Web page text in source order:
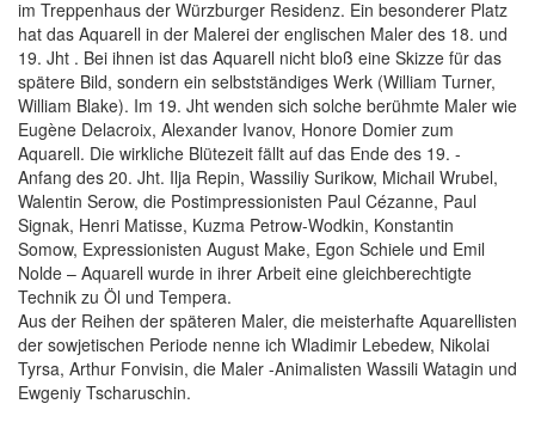
im Treppenhaus der Würzburger Residenz. Ein besonderer Platz
hat das Aquarell in der Malerei der englischen Maler des 18. und
19. Jht . Bei ihnen ist das Aquarell nicht bloß eine Skizze für das
spätere Bild, sondern ein selbstständiges Werk (William Turner,
William Blake). Im 19. Jht wenden sich solche berühmte Maler wie
Eugène Delacroix, Alexander Ivanov, Honore Domier zum
Aquarell. Die wirkliche Blütezeit fällt auf das Ende des 19. -
Anfang des 20. Jht. Ilja Repin, Wassiliy Surikow, Michail Wrubel,
Walentin Serow, die Postimpressionisten Paul Cézanne, Paul
Signak, Henri Matisse, Kuzma Petrow-Wodkin, Konstantin
Somow, Expressionisten August Make, Egon Schiele und Emil
Nolde – Aquarell wurde in ihrer Arbeit eine gleichberechtigte
Technik zu Öl und Tempera.
Aus der Reihen der späteren Maler, die meisterhafte Aquarellisten
der sowjetischen Periode nenne ich Wladimir Lebedew, Nikolai
Tyrsa, Arthur Fonvisin, die Maler -Animalisten Wassili Watagin und
Ewgeniy Tscharuschin.